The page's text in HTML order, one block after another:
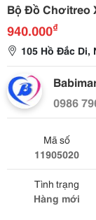
Bộ Đồ Chơitreo
940.000₫
105 Hồ Đắc Di,
0986
Mã số
11905020
Tình trạng
Hàng mới